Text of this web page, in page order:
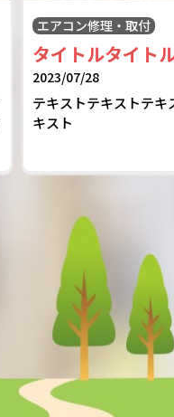
エアコン修理・取付
タイトルタイト
2023/07/28
テキストテキストテキ
キスト